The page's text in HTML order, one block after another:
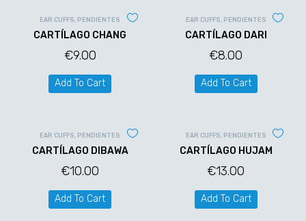
EAR CUFFS PENDIENTES
CARTÍLAGO CHANG
€9.00
Add To Cart
EAR CUFFS PENDIENTES
CARTÍLAGO DARI
€8.00
Add To Cart
EAR CUFFS PENDIENTES
CARTÍLAGO DIBAWA
€10.00
Add To Cart
EAR CUFFS PENDIENTES
CARTÍLAGO HUJAM
€13.00
Add To Cart